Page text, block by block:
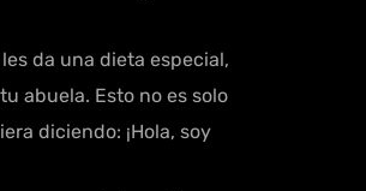
da una dieta especial,
abuela. Esto no es solo
diciendo: ¡Hola, soy